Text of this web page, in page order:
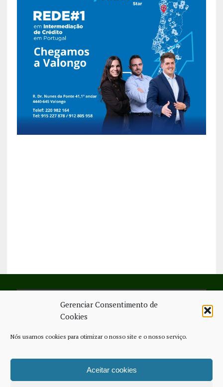
Gerenciar Consentimento de
Cookies
Nós usamos cookies para otimizar o nosso site e o nosso serviço.
Aceitar cookies
SIGA-NOS NO FACEBOOK
ESTATUTO EDITORIAL
CONTACTE-NOS